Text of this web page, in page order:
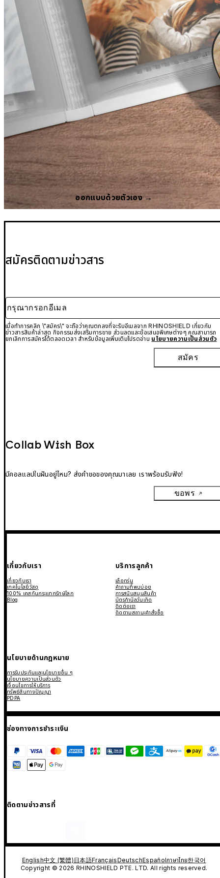
ออกแบบด้วยตัวเอง →
สมัครติดตามข่าวสาร
กรุณากรอกอีเมล
เมื่อทำการคลิก \"สมัคร\" จะถือว่าคุณตกลงที่จะรับอีเมลจาก RHINOSHIELD เกี่ยวกับ
ข่าวสารสินค้าล่าสุด กิจกรรมส่งเสริมการขาย ส่วนลดและข้อเสนอพิเศษต่างๆ คุณสามารถ
ยกเลิกการสมัครได้ตลอดเวลา สำหรับข้อมูลเพิ่มเติมโปรดอ่าน นโยบายความเป็นส่วนตัว
สมัคร
Collab Wish Box
มีคอลแลปในฝันอยู่ไหม? ส่งคำขอของคุณมาเลย เราพร้อมรับฟัง!
ขอพร
เกี่ยวกับเรา
เกี่ยวกับเรา
เทคโนโลยีวัสดุ
100% เคสกันกระแทกรักษ์โลก
Blog
บริการลูกค้า
เลือกรุ่น
คำถามที่พบบ่อย
การสนับสนุนสินค้า
บัตรกำนัลวันเกิด
ติดต่อเรา
ติดตามสถานะคำสั่งซื้อ
นโยบายด้านกฎหมาย
การรับประกันและนโยบายอื่น ๆ
นโยบายความเป็นส่วนตัว
เงื่อนไขการให้บริการ
ทรัพย์สินทางปัญญา
PDPA
ช่องทางการชำระเงิน
ติดตามข่าวสารที่
English中文 (繁體)日本語FrançaisDeutschEspañolภาษาไทย한국어
Copyright © 2026 RHINOSHIELD PTE. LTD. All rights reserved.